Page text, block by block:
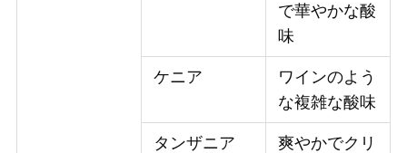
で華やかな酸
味
ケニア
ワインのよう
な複雑な酸味
タンザニア
爽やかでクリ